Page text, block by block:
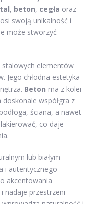
, beton, cegła oraz
swoją unikalność i
może stworzyć
elementów
Jego chłodna estetyka
Beton ma z kolei
współgra z
ściana, a nawet
co daje
lub białym
i autentycznego
akcentowania
nadaje przestrzeni